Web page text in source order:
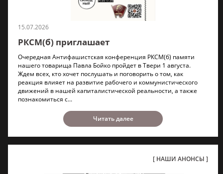
15.07.2026
РКСМ(б) приглашает
Очередная Антифашистская конференция РКСМ(б) памяти
нашего товарища Павла Бойко пройдет в Твери 1 августа.
Ждем всех, кто хочет послушать и поговорить о том, как
реакция влияет на развитие рабочего и коммунистического
движений в нашей капиталистической реальности, а также
познакомиться с...
Читать далее
НАШИ АНОНСЫ